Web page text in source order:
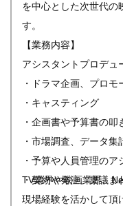
を中心とした次世代の
す。
【業務内容】
アシスタントプロデュ
・ドラマ企画、プロ
・キャスティング
・企画書や予算書の叩
・市場調査、データ集
・予算や人員管理のア
・契約や発注、稟議ま
TV業界や映画業界、
現場経験を活かして頂